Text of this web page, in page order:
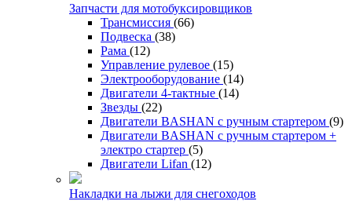
Запчасти для мотобуксировщиков
Трансмиссия (66)
Подвеска (38)
Рама (12)
Управление рулевое (15)
Электрооборудование (14)
Двигатели 4-тактные (14)
Звезды (22)
Двигатели BASHAN с ручным стартером (9)
Двигатели BASHAN с ручным стартером +
электро стартер (5)
Двигатели Lifan (12)
Накладки на лыжи для снегоходов